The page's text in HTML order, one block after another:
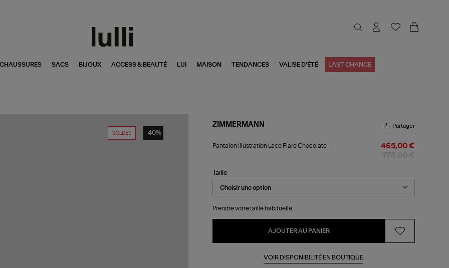
CHAUSSURES SACS BIJOUX ACCESS & BEAUTÉ LUI MAISON TENDANCES VALISE D'ÉTÉ LAST CHANCE
SOLDES -40%
ZIMMERMANN
Illustration
Chocolate
Partager
Pantalon Illustration Lace Flare Chocolate 465,00 €
Taille
Prendre votre taille habituelle.
AJOUTER AU PANIER
VOIR DISPONIBILITÉ EN BOUTIQUE